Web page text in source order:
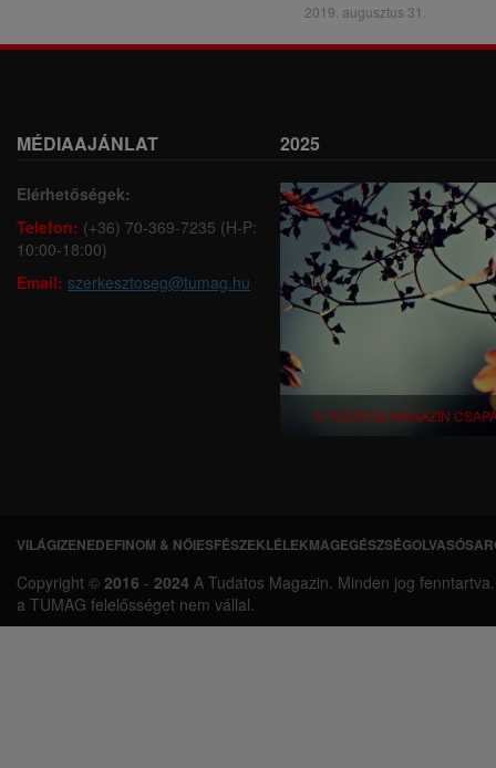
2019. augusztus 31.
MÉDIAAJÁNLAT
Elérhetőségek:
Telefon: (+36) 70-369-7235 (H-P:
10:00-18:00)
Email: szerkesztoseg@tumag.hu
2025
A TUDATOS MAGAZIN
L
á
VILÁGIZENEDEFINOM & NŐIESFÉSZEKLÉLEKMAGEGÉSZSÉG
Copyright © 2016 - 2024 A Tudatos Magazin. Minden jog
a TUMAG felelősséget nem vállal.